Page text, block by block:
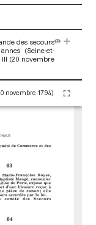
des secours
(Seine-et-
(20 novembre
novembre 1794)